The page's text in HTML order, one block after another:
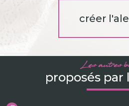
créer
Les autres
proposés par